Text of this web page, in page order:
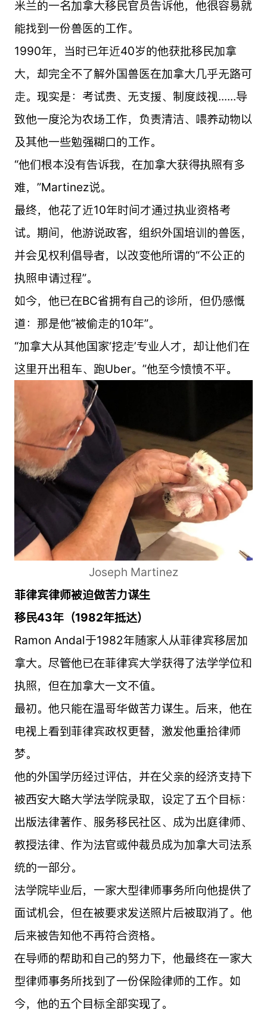
米兰的一名加拿大移民官员告诉他，他很容易就
能找到一份兽医的工作。
1990年，当时已年近40岁的他获批移民加拿
大，却完全不了解外国兽医在加拿大几乎无路可
走。现实是：考试贵、无支援、制度歧视......导
致他一度沦为农场工作，负责清洁、喂养动物以
及其他一些勉强糊口的工作。
“他们根本没有告诉我，在加拿大获得执照有多
难，”Martinez说。
最终，他花了近10年时间才通过执业资格考
试。期间，他游说政客，组织外国培训的兽医，
并会见权利倡导者，以改变他所谓的“不公正的
执照申请过程”。
如今，他已在BC省拥有自己的诊所，但仍感慨
道：那是他“被偷走的10年”。
“加拿大从其他国家‘挖走’专业人才，却让他们在
这里开出租车、跑Uber。”他至今愤愤不平。
Joseph Martinez
菲律宾律师被迫做苦力谋生
移民43年（1982年抵达）
Ramon Andal于1982年随家人从菲律宾移居加
拿大。尽管他已在菲律宾大学获得了法学学位和
执照，但在加拿大一文不值。
最初。他只能在温哥华做苦力谋生。后来，他在
电视上看到菲律宾政权更替，激发他重拾律师
梦。
他的外国学历经过评估，并在父亲的经济支持下
被西安大略大学法学院录取，设定了五个目标：
出版法律著作、服务移民社区、成为出庭律师、
教授法律、作为法官或仲裁员成为加拿大司法系
统的一部分。
法学院毕业后，一家大型律师事务所向他提供了
面试机会，但在被要求发送照片后被取消了。他
后来被告知他不再符合资格。
在导师的帮助和自己的努力下，他最终在一家大
型律师事务所找到了一份保险律师的工作。如
今，他的五个目标全部实现了。